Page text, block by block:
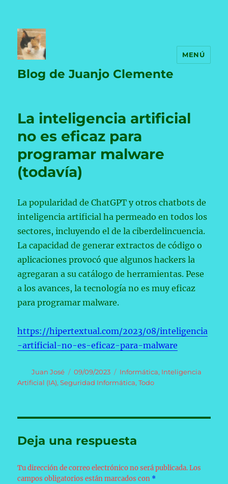
Blog de Juanjo Clemente
MENÚ
La inteligencia artificial
no es eficaz para
programar malware
(todavía)
La popularidad de ChatGPT y otros chatbots de
inteligencia artificial ha permeado en todos los
sectores, incluyendo el de la ciberdelincuencia.
La capacidad de generar extractos de código o
aplicaciones provocó que algunos hackers la
agregaran a su catálogo de herramientas. Pese
a los avances, la tecnología no es muy eficaz
para programar malware.
https://hipertextual.com/2023/08/inteligencia
-artificial-no-es-eficaz-para-malware
Autor
Juan José
Publicado
el
09/09/2023 Categorías
Informática, Inteligencia
Artificial (IA),Seguridad Informática,Todo
Deja una respuesta
Tu dirección de correo electrónico no será publicada. Los
campos obligatorios están marcados con *